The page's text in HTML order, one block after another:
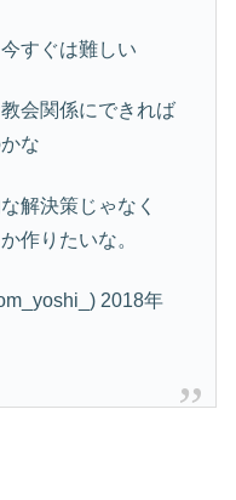
すぐは難しい
会関係にできれば
な
解決策じゃなく
作りたいな。
2018年